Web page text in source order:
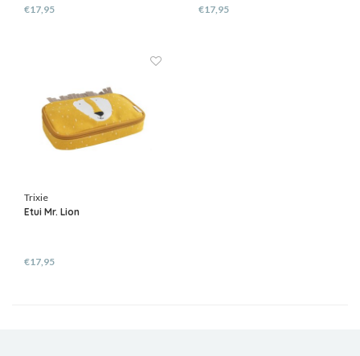
€17,95 €17,95
Trixie
Etui Mr. Lion
€17,95